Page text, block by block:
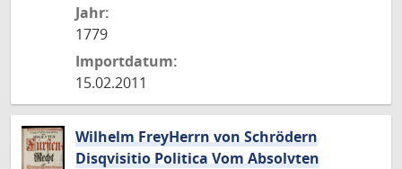
Jahr:
1779
Importdatum:
15.02.2011
Wilhelm FreyHerrn von Schrödern
Disqvisitio Politica Vom Absolvten